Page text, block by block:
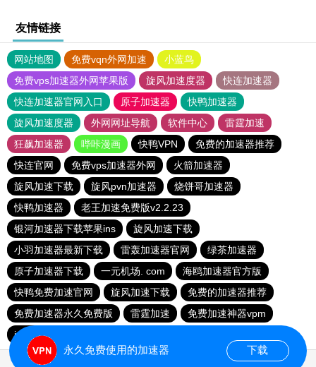
友情链接
网站地图 免费vqn外网加速
小蓝鸟
免费vps加速器外网苹果版
旋风加速度器
快连加速器
快连加速器官网入口
原子加速器
快鸭加速器
旋风加速度器
外网网址导航 软件中心
雷霆加速
狂飙加速器
哔咔漫画 快鸭VPN
免费的加速器推荐
快连官网
免费vps加速器外网
火箭加速器
旋风加速下载
旋风pvn加速器
烧饼哥加速器
快鸭加速器
老王加速免费版v2.2.23
银河加速器下载苹果ins
旋风加速下载
小羽加速器最新下载
雷轰加速器官网
绿茶加速器
原子加速器下载
一元机场. com
海鸥加速器官方版
快鸭免费加速官网
旋风加速下载
免费的加速器推荐
免费加速器永久免费版
雷霆加速
免费加速神器vpm
instagram加速器
永久免费使用的加速器 下载